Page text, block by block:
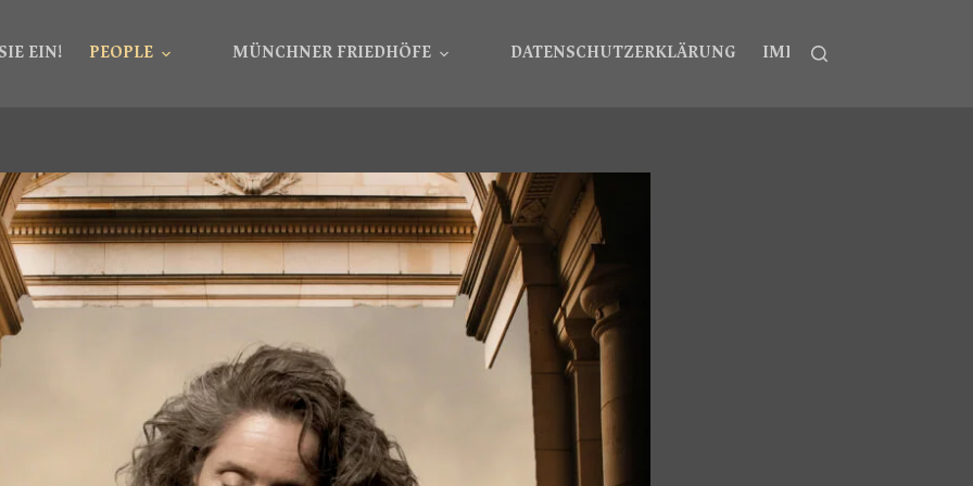
EIN! PEOPLE MÜNCHNER FRIEDHÖFE DATENSCHUTZERKLÄRUNG IMPRESSUM